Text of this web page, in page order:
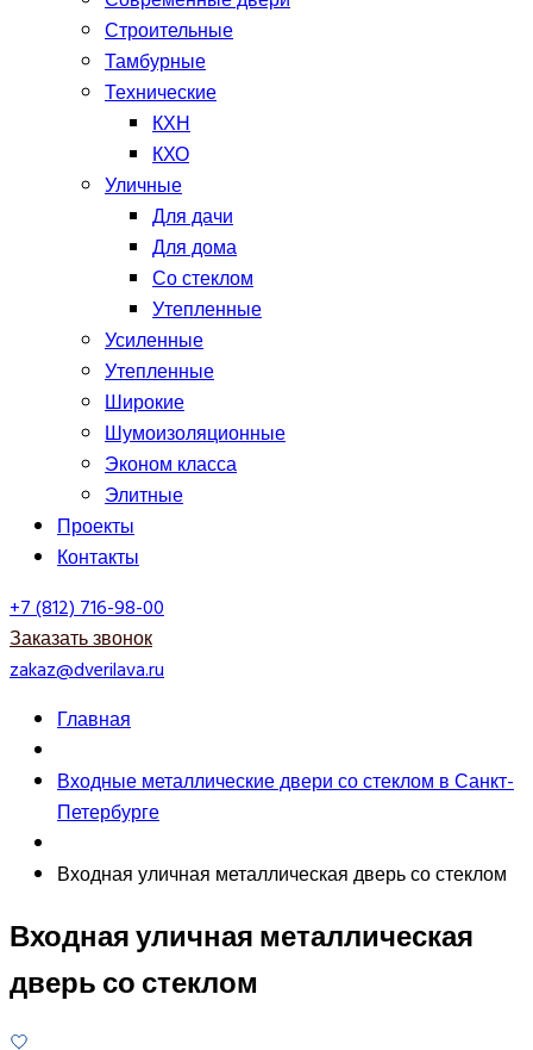
Строительные
Тамбурные
Технические
КХН
КХО
Уличные
Для дачи
Для дома
Со стеклом
Утепленные
Усиленные
Утепленные
Широкие
Шумоизоляционные
Эконом класса
Элитные
Проекты
Контакты
+7 (812) 716-98-00
Заказать звонок
zakaz@dverilava.ru
Главная
Входные металлические двери со стеклом в Санкт-
Петербурге
Входная уличная металлическая дверь со стеклом
Входная уличная металлическая
дверь со стеклом